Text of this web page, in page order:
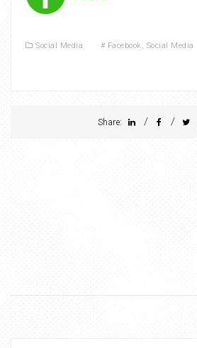
Social Media # Facebook, Social Media
Share: / /